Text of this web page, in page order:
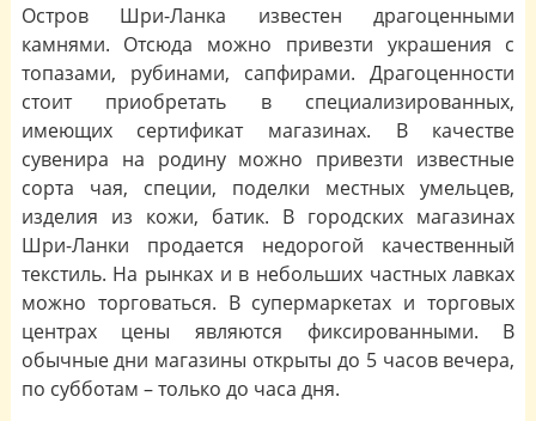
Остров Шри-Ланка известен драгоценными
камнями. Отсюда можно привезти украшения с
топазами, рубинами, сапфирами. Драгоценности
стоит приобретать в специализированных,
имеющих сертификат магазинах. В качестве
сувенира на родину можно привезти известные
сорта чая, специи, поделки местных умельцев,
изделия из кожи, батик. В городских магазинах
Шри-Ланки продается недорогой качественный
текстиль. На рынках и в небольших частных лавках
можно торговаться. В супермаркетах и торговых
центрах цены являются фиксированными. В
обычные дни магазины открыты до 5 часов вечера,
по субботам – только до часа дня.